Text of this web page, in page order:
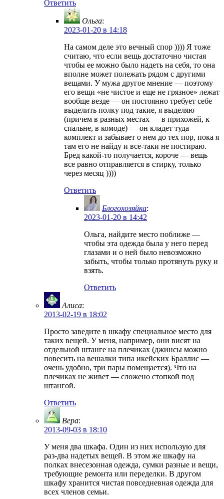
Ответить
Ольга:
2023-01-20 в 14:18
На самом деле это вечный спор )))) Я тоже
считаю, что если вещь достаточно чистая
чтобы ее можно было надеть на себя, то она
вполне может полежать рядом с другими
вещами. У мужа другое мнение — поэтому
его вещи «не чистое и еще не грязное» лежат
вообще везде — он постоянно требует себе
выделить полку под такие, я выделяю
(причем в разных местах — в прихожей, к
спальне, в комоде) — он кладет туда
комплект и забывает о нем до тех пор, пока я
там его не найду и все-таки не постираю.
Бред какой-то получается, короче — вещь
все равно отправляется в стирку, только
через месяц ))))
Ответить
Блогохозяйка:
2023-01-20 в 14:42
Ольга, найдите место поближе —
чтобы эта одежда была у него перед
глазами и о ней было невозможно
забыть, чтобы только протянуть руку и
взять.
Ответить
Алиса:
2013-02-19 в 18:02
Просто заведите в шкафу специальное место для
таких вещей. У меня, например, они висят на
отдельной штанге на плечиках (джинсы можно
повесить на вешалки типа икейских Браллис —
очень удобно, три пары помещается). Что на
плечиках не живет — сложено стопкой под
штангой.
Ответить
Вера:
2013-09-03 в 18:10
У меня два шкафа. Один из них использую для
раз-два надетых вещей. В этом же шкафу на
полках внесезонная одежда, сумки разные и вещи,
требующие ремонта или переделки. В другом
шкафу хранится чистая повседневная одежда для
всех членов семьи.